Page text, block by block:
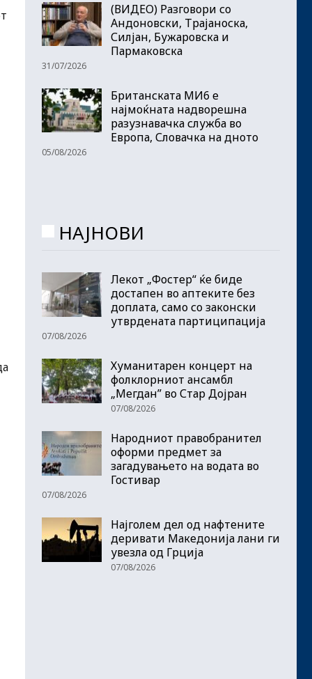
(ВИДЕО) Разговори со
Андоновски, Трајаноска,
Силјан, Бужаровска и
Пармаковска
31/07/2026
Британската МИ6 е
најмоќната надворешна
разузнавачка служба во
Европа, Словачка на дното
05/08/2026
НАЈНОВИ
Лекот „Фостер“ ќе биде
достапен во аптеките без
доплата, само со законски
утврдената партиципација
07/08/2026
Хуманитарен концерт на
фолклорниот ансамбл
„Мегдан” во Стар Дојран
07/08/2026
Народниот правобранител
оформи предмет за
загадувањето на водата во
Гостивар
07/08/2026
Најголем дел од нафтените
деривати Македонија лани ги
увезла од Грција
07/08/2026